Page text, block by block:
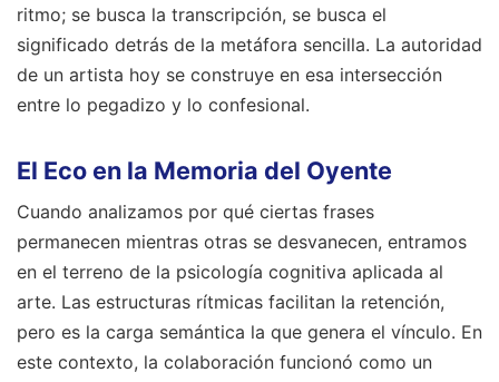
ritmo; se busca la transcripción, se busca el
significado detrás de la metáfora sencilla. La autoridad
de un artista hoy se construye en esa intersección
entre lo pegadizo y lo confesional.
El Eco en la Memoria del Oyente
Cuando analizamos por qué ciertas frases
permanecen mientras otras se desvanecen, entramos
en el terreno de la psicología cognitiva aplicada al
arte. Las estructuras rítmicas facilitan la retención,
pero es la carga semántica la que genera el vínculo. En
este contexto, la colaboración funcionó como un